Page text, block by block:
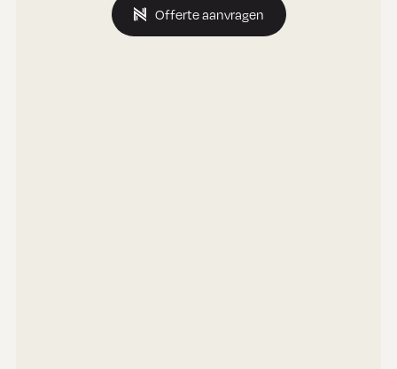
Offerte aanvragen